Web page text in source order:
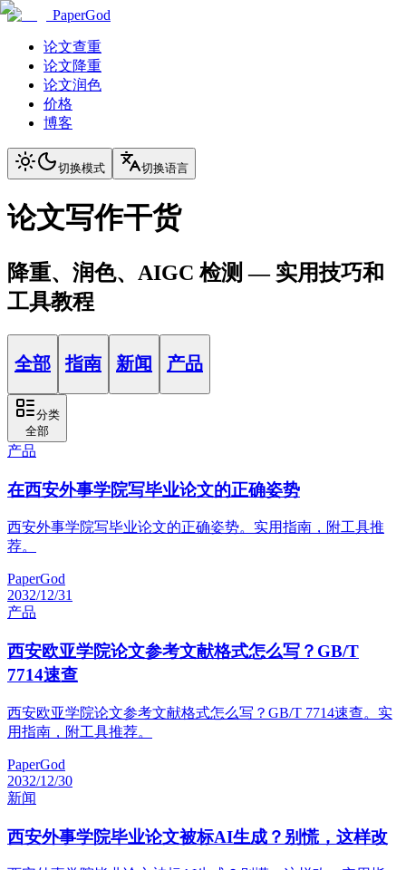
PaperGod
论文查重
论文降重
论文润色
价格
博客
切换模式 切换语言
论文写作干货
降重、润色、AIGC 检测 — 实用技巧和
工具教程
全部 指南 新闻 产品
分类
全部
产品
在西安外事学院写毕业论文的正确姿势
西安外事学院写毕业论文的正确姿势。实用指南，附工具推
荐。
PaperGod
2032/12/31
产品
西安欧亚学院论文参考文献格式怎么写？GB/T
7714速查
西安欧亚学院论文参考文献格式怎么写？GB/T 7714速查。实
用指南，附工具推荐。
PaperGod
2032/12/30
新闻
西安外事学院毕业论文被标AI生成？别慌，这样改